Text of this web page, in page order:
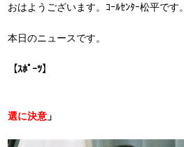
おはようございます。ｺｰﾙｾﾝﾀｰ松平です。
本日のニュースです。
【ｽﾎﾟｰﾂ】
選に決意」